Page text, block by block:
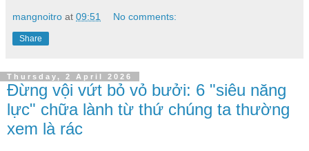
mangnoitro at 09:51 No comments:
Share
Thursday, 2 April 2026
Đừng vội vứt bỏ vỏ bưởi: 6 "siêu năng
lực" chữa lành từ thứ chúng ta thường
xem là rác